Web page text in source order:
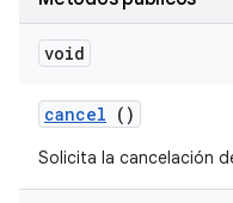
void
cancel ()
Solicita la cancelación